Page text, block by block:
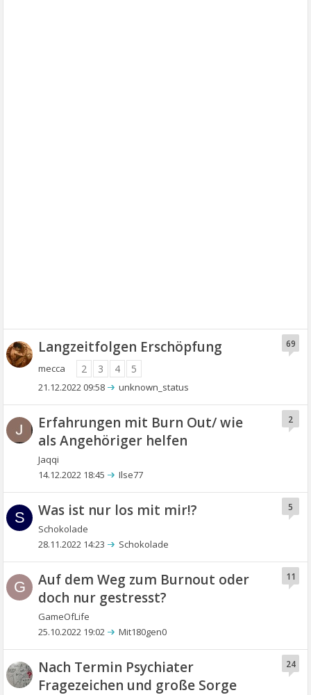
Langzeitfolgen Erschöpfung
mecca 2 3 4 5
69
21.12.2022 09:58 unknown_status
Erfahrungen mit Burn Out/ wie
als Angehöriger helfen
Jaqqi
2
14.12.2022 18:45 Ilse77
S Was ist nur los mit mir!?
Schokolade
5
28.11.2022 14:23 Schokolade
G
Auf dem Weg zum Burnout oder
doch nur gestresst?
GameOfLife
11
25.10.2022 19:02 Mit180gen0
Nach Termin Psychiater
Fragezeichen und große Sorge
24